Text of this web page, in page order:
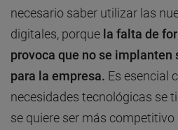
necesario saber utilizar las
digitales, porque la falta de
provoca que no se
para la empresa. Es esencial
necesidades tecnológicas se
se quiere ser más